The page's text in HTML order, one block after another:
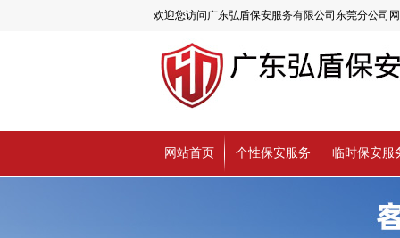
欢迎您访问广东弘盾保安服务有限公司东莞分公司
网站首页 个性保安服务 临时保安服